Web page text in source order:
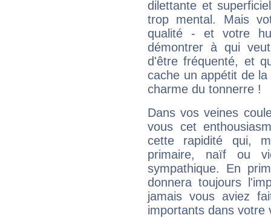
dilettante et
trop mental. Mais
qualité - et votre
démontrer à qui
d'être fréquenté, et
cache un appétit de
charme du tonnerre !
Dans vos veines
vous cet
cette rapidité qui,
primaire, naïf ou
sympathique. En
donnera toujours
jamais vous aviez
importants dans votre